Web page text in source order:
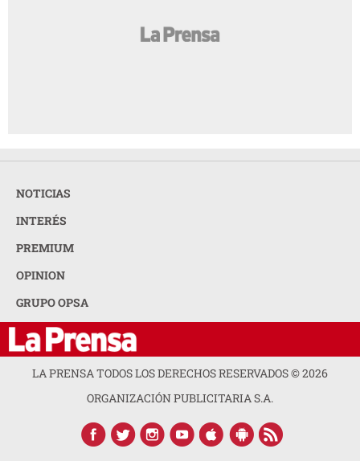
NOTICIAS
INTERÉS
PREMIUM
OPINION
GRUPO OPSA
LA PRENSA TODOS LOS DERECHOS RESERVADOS ©2026
ORGANIZACIÓN PUBLICITARIA S.A.